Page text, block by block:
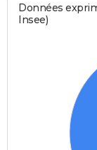
Données
Insee)